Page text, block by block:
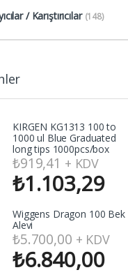
/ Karıştırıcılar (148)
KIRGEN KG1313 100 to
1000 ul Blue Graduated
long tips 1000pcs/box
₺919,41 + KDV
₺1.103,29
Wiggens Dragon 100 Bek
Alevi
₺5.700,00 + KDV
₺6.840,00